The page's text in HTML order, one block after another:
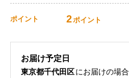
ポイント 2ポイント
お届け予定日
東京都千代田区にお届けの場合